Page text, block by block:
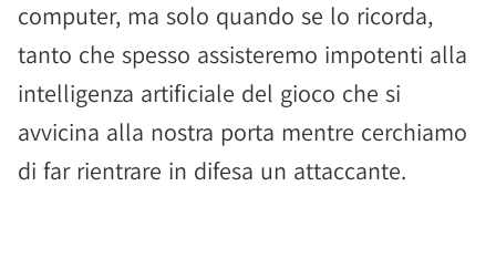
computer, ma solo quando se lo ricorda,
tanto che spesso assisteremo impotenti alla
intelligenza artificiale del gioco che si
avvicina alla nostra porta mentre cerchiamo
di far rientrare in difesa un attaccante.